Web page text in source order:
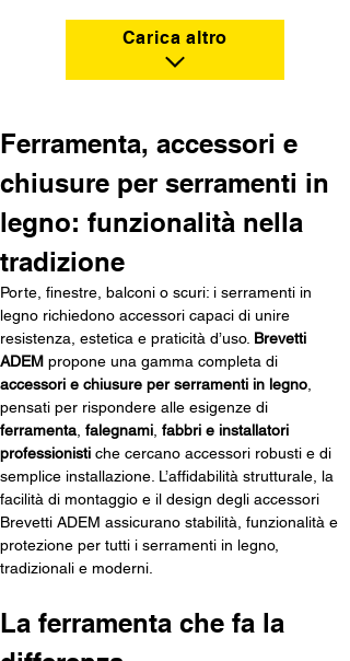
Carica altro
Ferramenta, accessori e
chiusure per serramenti in
legno: funzionalità nella
tradizione
Porte, finestre, balconi o scuri: i serramenti in
legno richiedono accessori capaci di unire
resistenza, estetica e praticità d’uso. Brevetti
ADEM propone una gamma completa di
accessori e chiusure per serramenti in legno
pensati per rispondere alle esigenze di
ferramenta falegnami fabbri e installatori
professionisti che cercano accessori robusti e di
semplice installazione. L’affidabilità strutturale, la
facilità di montaggio e il design degli accessori
Brevetti ADEM assicurano stabilità, funzionalità e
protezione per tutti i serramenti in legno,
tradizionali e moderni.
La ferramenta che fa la